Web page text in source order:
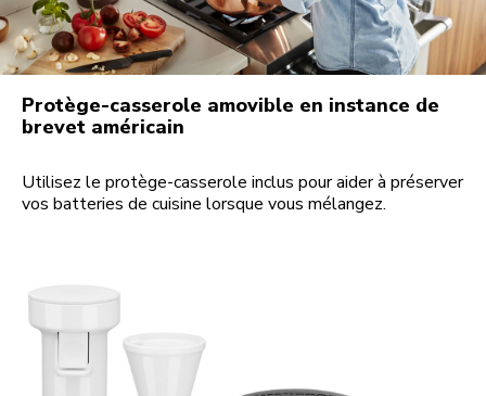
Protège-casserole amovible en instance de
brevet américain
Utilisez le protège-casserole inclus pour aider à préserver
vos batteries de cuisine lorsque vous mélangez.